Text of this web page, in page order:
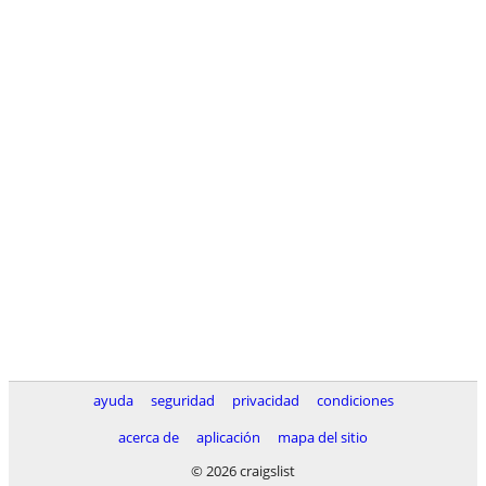
ayuda seguridad privacidad
condiciones
acerca de
aplicación
mapa del sitio
© 2026 craigslist